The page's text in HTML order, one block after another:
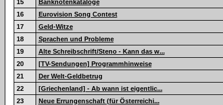
15
Banknotenkataloge
16
Eurovision Song Contest
17
Geld-Witze
18
Sprachen und Probleme
19
Alte Schreibschrift/Steno - Kann das w...
20
[TV-Sendungen] Programmhinweise
21
Der Welt-Geldbetrug
22
[Griechenland] - Ab wann ist eigentlic...
23
Neue Errungenschaft (für Österreichi...